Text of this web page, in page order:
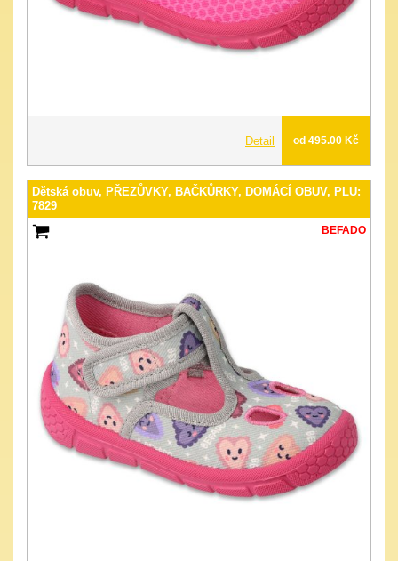
Detail od 495.00 Kč
Dětská obuv, PŘEZŮVKY, BAČKŮRKY, DOMÁCÍ OBUV, PLU:
7829
BEFADO